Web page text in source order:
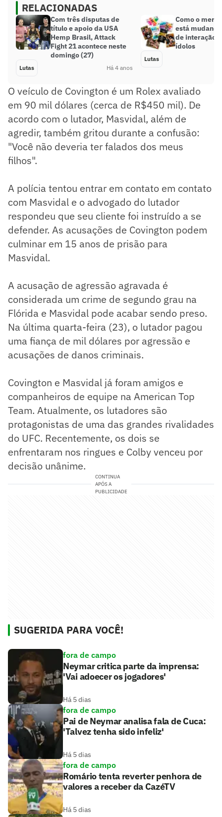
RELACIONADAS
Com três disputas de
título e apoio da USA
Hemp Brasil, Attack
Fight 21 acontece neste
domingo (27)
Lutas Há 4 anos
Como o
está
de interação
ídolos
Lutas
O veículo de Covington é um Rolex avaliado
em 90 mil dólares (cerca de R$450 mil). De
acordo com o lutador, Masvidal, além de
agredir, também gritou durante a confusão:
"Você não deveria ter falados dos meus
filhos".
A polícia tentou entrar em contato em contato
com Masvidal e o advogado do lutador
respondeu que seu cliente foi instruído a se
defender. As acusações de Covington podem
culminar em 15 anos de prisão para
Masvidal.
A acusação de agressão agravada é
considerada um crime de segundo grau na
Flórida e Masvidal pode acabar sendo preso.
Na última quarta-feira (23), o lutador pagou
uma fiança de mil dólares por agressão e
acusações de danos criminais.
Covington e Masvidal já foram amigos e
companheiros de equipe na American Top
Team. Atualmente, os lutadores são
protagonistas de uma das grandes rivalidades
do UFC. Recentemente, os dois se
enfrentaram nos ringues e Colby venceu por
decisão unânime.
CONTINUA
APÓS A
PUBLICIDADE
SUGERIDA PARA VOCÊ!
fora de campo
Neymar critica parte da imprensa:
'Vai adoecer os jogadores'
Há 5 dias
fora de campo
Pai de Neymar analisa fala de Cuca:
'Talvez tenha sido infeliz'
Há 5 dias
fora de campo
Romário tenta reverter penhora de
valores a receber da CazéTV
Há 5 dias